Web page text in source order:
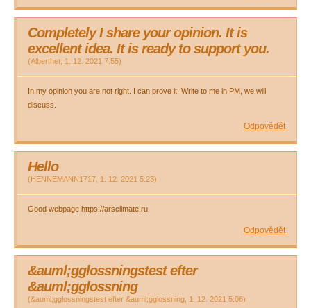
Completely I share your opinion. It is
excellent idea. It is ready to support you.
(Alberthet 1. 12. 2021 7:55)
In my opinion you are not right. I can prove it. Write to me in PM, we will
discuss.
Odpovědět
Hello
(HENNEMANN1717 1. 12. 2021 5:23)
Good webpage https://arsclimate.ru
Odpovědět
&auml;gglossningstest efter
&auml;gglossning
(&auml;gglossningstest efter &auml;gglossning 1. 12. 2021 5:06)